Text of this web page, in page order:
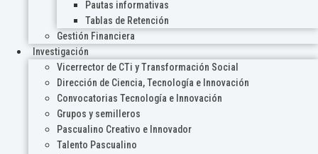
Pautas informativas
Tablas de Retención
Gestión Financiera
Investigación
Vicerrector de CTi y Transformación Social
Dirección de Ciencia, Tecnología e Innovación
Convocatorias Tecnología e Innovación
Grupos y semilleros
Pascualino Creativo e Innovador
Talento Pascualino